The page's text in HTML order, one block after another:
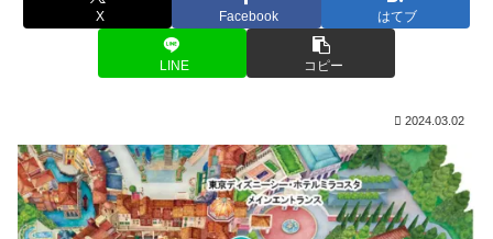
X Facebook はてブ
LINE コピー
2024.03.02